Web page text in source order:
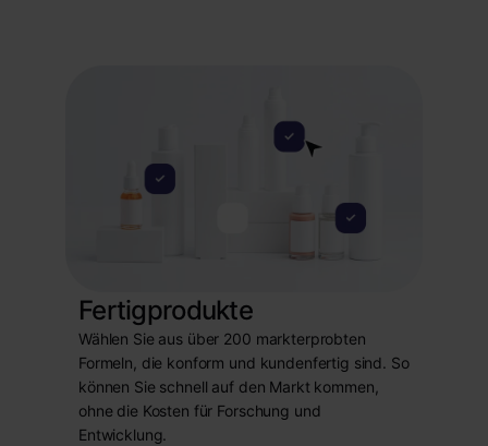
Fertigprodukte
Wählen Sie aus über 200 markterprobten
Formeln, die konform und kundenfertig sind. So
können Sie schnell auf den Markt kommen,
ohne die Kosten für Forschung und
Entwicklung.